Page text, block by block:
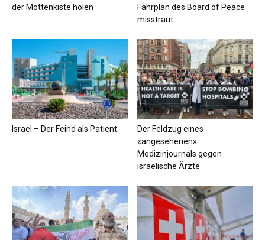
der Mottenkiste holen
Fahrplan des Board of Peace
misstraut
Israel – Der Feind als Patient
Der Feldzug eines
«angesehenen»
Medizinjournals gegen
israelische Ärzte